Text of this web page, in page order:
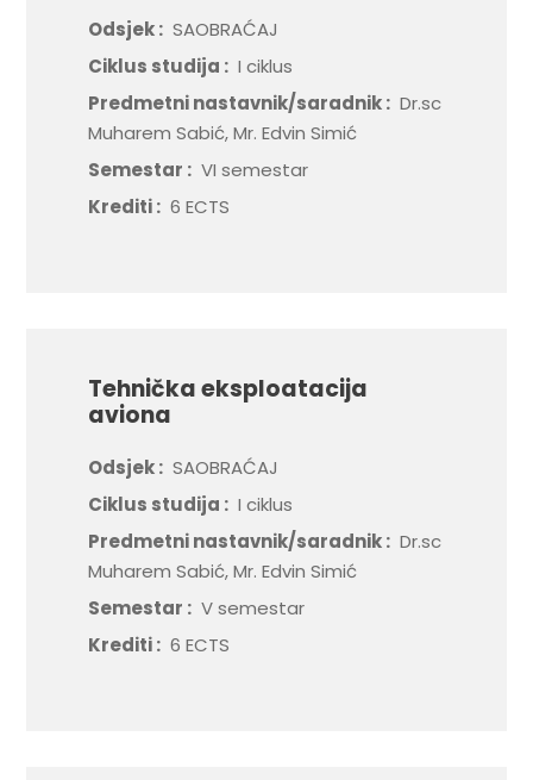
Odsjek : SAOBRAĆAJ
Ciklus studija : I ciklus
Predmetni nastavnik/saradnik : Dr.sc
Muharem Sabić, Mr. Edvin Simić
Semestar : VI semestar
Krediti : 6 ECTS
Tehnička eksploatacija
aviona
Odsjek : SAOBRAĆAJ
Ciklus studija : I ciklus
Predmetni nastavnik/saradnik : Dr.sc
Muharem Sabić, Mr. Edvin Simić
Semestar : V semestar
Krediti : 6 ECTS